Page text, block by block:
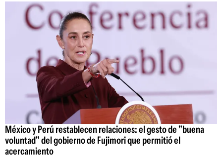
México y Perú restablecen relaciones: el gesto de "buena
voluntad" del gobierno de Fujimori que permitió el
acercamiento